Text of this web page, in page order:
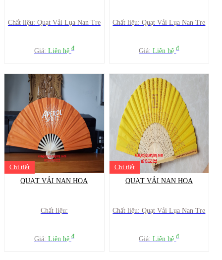
Chất liệu: Quạt Vải Lụa Nan Tre
Giá: Liên hệ đ
Chất liệu: Quạt Vải Lụa Nan Tre
Giá:Liên hệđ
Chi tiết
QUẠT VẢI NAN HOA
Chất liệu:
Giá: Liên hệ đ
Chi tiết
QUẠT VẢI NAN HOA
Chất liệu: Quạt Vải Lụa Nan Tre
Giá:Liên hệđ